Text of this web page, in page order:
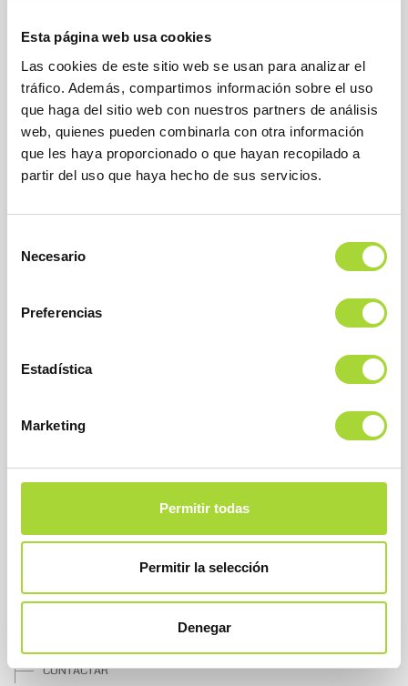
Esta página web usa cookies
Las cookies de este sitio web se usan para analizar el
tráfico. Además, compartimos información sobre el uso
que haga del sitio web con nuestros partners de análisis
web, quienes pueden combinarla con otra información
que les haya proporcionado o que hayan recopilado a
partir del uso que haya hecho de sus servicios.
Necesario
Preferencias
Estadística
Marketing
Permitir todas
Permitir la selección
Denegar
BioSim
28027 Madrid
SOBRE BIOSIM
JUNTA DIRECTIVA
ASOCIADOS
CONTACTAR